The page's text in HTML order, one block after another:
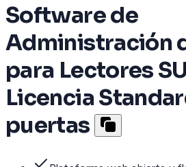
Software de
Administración
para Lectores
Licencia
puertas